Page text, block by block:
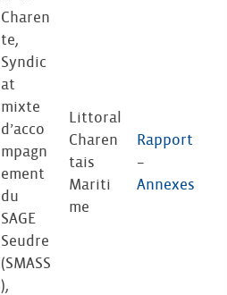
Charen
te,
Syndic
at
mixte
d’acco
mpagn
ement
du
SAGE
Seudre
(SMASS
),
Littoral
Charen
tais
Mariti
me
Rapport
–
Annexes